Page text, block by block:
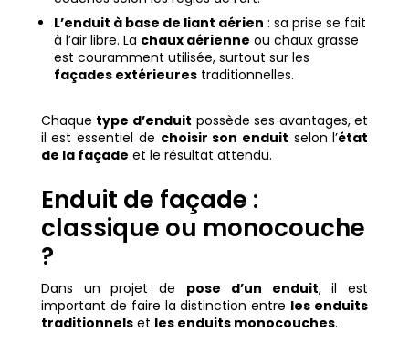
L’enduit à base de liant aérien : sa prise se fait
à l’air libre. La chaux aérienne ou chaux grasse
est couramment utilisée, surtout sur les
façades extérieurestraditionnelles.
Chaque type d’enduit possède ses avantages, et
il est essentiel de choisir son enduit selon l’état
de la façade et le résultat attendu.
Enduit de façade :
classique ou monocouche
?
Dans un projet de pose d’un enduit, il est
important de faire la distinction entre les enduits
traditionnelset les enduits monocouches.